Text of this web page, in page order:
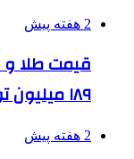
2 هفته پیش
قیمت طلا و
۱۸۹ میلیون تومان
2 هفته پیش